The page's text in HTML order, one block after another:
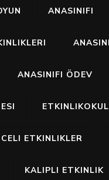
ANASINIFI
ANASINIFI ÖDEV
ETKINLIKLER
KALIPLI ETKINLIK